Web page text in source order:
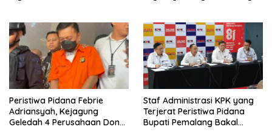
Peristiwa Pidana Febrie
Adriansyah, Kejagung
Geledah 4 Perusahaan Don
Staf Administrasi KPK yang
Terjerat Peristiwa Pidana
Bupati Pemalang Bakal